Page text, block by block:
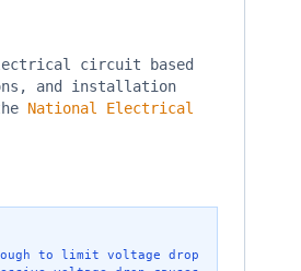
circuit based
and installation
National Electrical
to limit voltage drop